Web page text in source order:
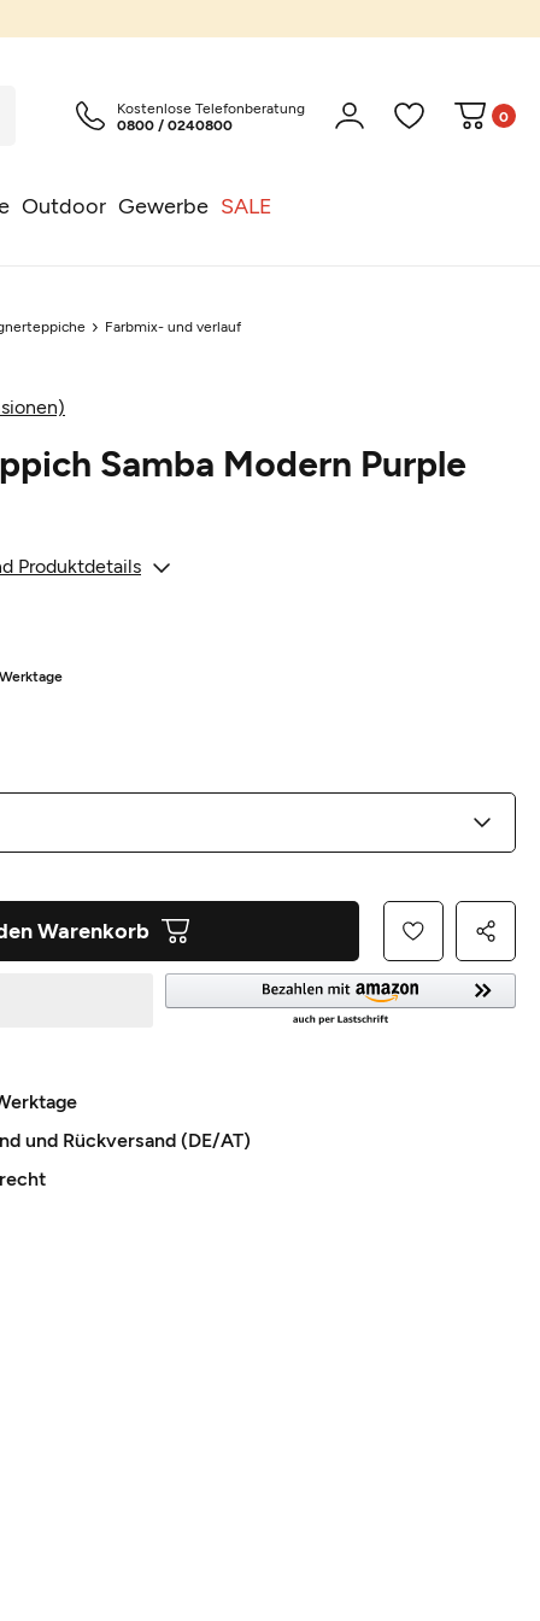
Outdoor Gewerbe SALE
Kostenlose Telefonberatung
0800 / 0240800
0
Farbmix- und verlauf
Samba Modern Purple
Produktdetails
Warenkorb
und Rückversand (DE/AT)